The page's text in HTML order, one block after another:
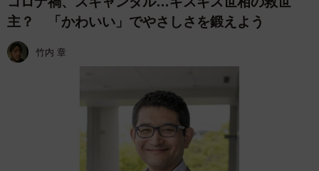
主？ 「かわいい」でやさしさを鍛えよう
竹内 章